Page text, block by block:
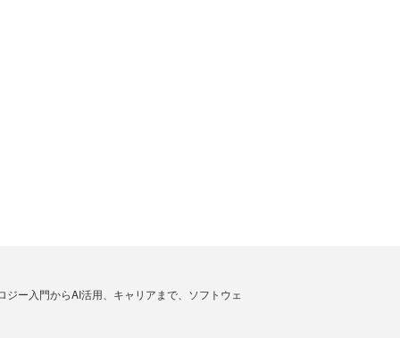
ー入門からAI活用、キャリアまで、ソフトウェ